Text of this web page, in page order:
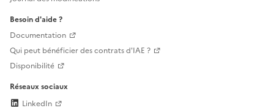
Besoin d'aide ?
Documentation
Qui peut bénéficier des contrats d'IAE ?
Disponibilité
Réseaux sociaux
LinkedIn